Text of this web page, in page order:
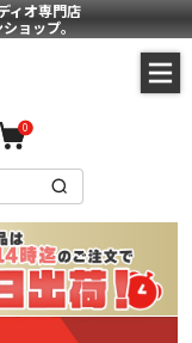
ィオ専門店
ョップ。
0